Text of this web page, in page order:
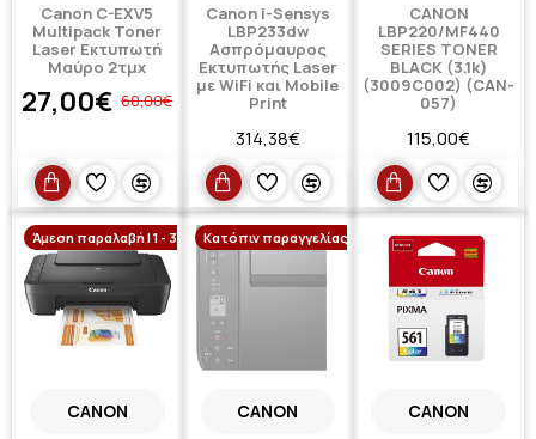
Canon C-EXV5
Multipack Toner
Laser Εκτυπωτή
Μαύρο 2τμχ
27,00€ 60,00€
Canon i-Sensys
LBP233dw
Ασπρόμαυρος
Εκτυπωτής Laser
με WiFi και Mobile
Print
314,38€
CANON
LBP220/MF440
SERIES TONER
BLACK (3.1k)
(3009C002) (CAN-
057)
115,00€
Άμεση παραλαβή | 1 - 3 ημέρες
CANON
Κατόπιν παραγγελίας
CANON CANON